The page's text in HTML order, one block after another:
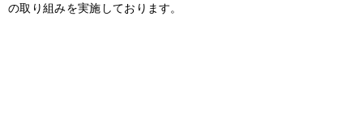
の取り組みを実施しております。